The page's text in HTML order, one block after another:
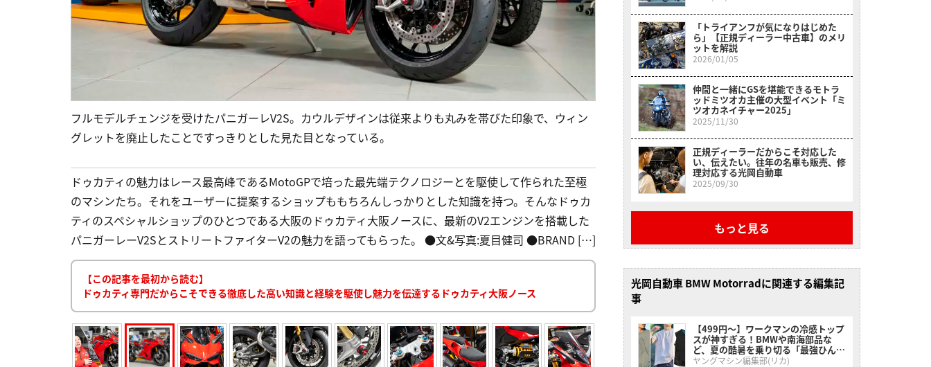
フルモデルチェンジを受けたパニガーレV2S。カウルデザインは従来よりも丸みを帯びた印象で、ウィン
グレットを廃止したことですっきりとした見た目となっている。
ドゥカティの魅力はレース最高峰であるMotoGPで培った最先端テクノロジーとを駆使して作られた至極
のマシンたち。それをユーザーに提案するショップももちろんしっかりとした知識を持つ。そんなドゥカ
ティのスペシャルショップのひとつである大阪のドゥカティ大阪ノースに、最新のV2エンジンを搭載した
パニガーレーV2SとストリートファイターV2の魅力を語ってもらった。 ●文&写真:夏目健司 ●BRAND […]
【この記事を最初から読む】
ドゥカティ専門だからこそできる徹底した高い知識と経験を駆使し魅力を伝達するドゥカティ大阪ノース
「トライアンフが気になりはじめた
ら」【正規ディーラー中古車】のメリ
ットを解説
2026/01/05
仲間と一緒にGSを堪能できるモトラ
ッドミツオカ主催の大型イベント「ミ
ツオカネイチャー2025」
2025/11/30
正規ディーラーだからこそ対応した
い、伝えたい。往年の名車も販売、修
理対応する光岡自動車
2025/09/30
もっと見る
光岡自動車 BMW Motorradに関連する編集記
事
【499円〜】ワークマンの冷感トップ
スが神すぎる！BMWや南海部品な
ど、夏の酷暑を乗り切る「最強ひんや
りインナー」特集
ヤングマシン編集部(リカ)